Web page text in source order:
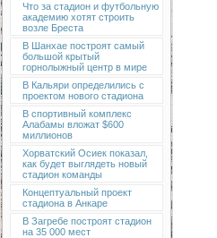
Что за стадион и футбольную
академию хотят строить
возле Бреста
В Шанхае построят самый
большой крытый
горнолыжный центр в мире
В Кальяри определились с
проектом нового стадиона
В спортивный комплекс
Алабамы вложат $600
миллионов
Хорватский Осиек показал,
как будет выглядеть новый
стадион команды
Концептуальный проект
стадиона в Анкаре
В Загребе построят стадион
на 35 000 мест